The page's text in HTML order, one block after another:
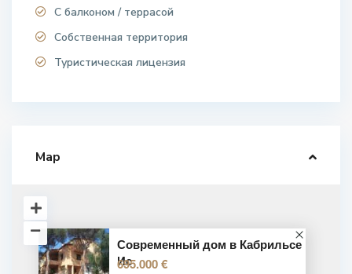
С балконом / террасой
Собственная территория
Туристическая лицензия
Map
Современный дом в Кабрильсе
Ис
695.000 €